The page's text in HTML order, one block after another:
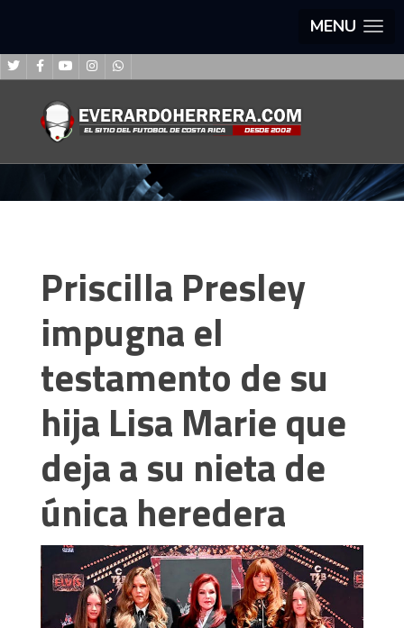
MENU
Priscilla Presley
impugna el
testamento de su
hija Lisa Marie que
deja a su nieta de
única heredera